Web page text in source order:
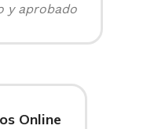
y aprobado
Online